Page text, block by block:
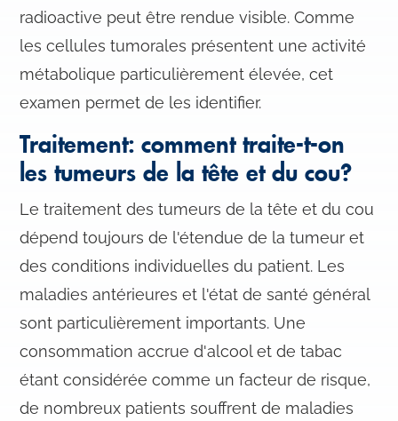
radioactive peut être rendue visible. Comme
les cellules tumorales présentent une activité
métabolique particulièrement élevée, cet
examen permet de les identifier.
Traitement: comment traite-t-on
les tumeurs de la tête et du cou?
Le traitement des tumeurs de la tête et du cou
dépend toujours de l'étendue de la tumeur et
des conditions individuelles du patient. Les
maladies antérieures et l'état de santé général
sont particulièrement importants. Une
consommation accrue d'alcool et de tabac
étant considérée comme un facteur de risque,
de nombreux patients souffrent de maladies